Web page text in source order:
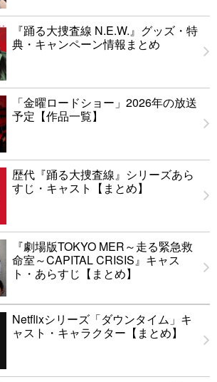
『踊る大捜査線 N.E.W.』グッズ・特
典・キャンペーン情報まとめ
「金曜ロードショー」2026年の放送
予定【作品一覧】
歴代『踊る大捜査線』シリーズあら
すじ・キャスト【まとめ】
『劇場版TOKYO MER～走る緊急救
命室～CAPITAL CRISIS』キャス
ト・あらすじ【まとめ】
Netflixシリーズ「ダウンタイム」キ
ャスト・キャラクター【まとめ】